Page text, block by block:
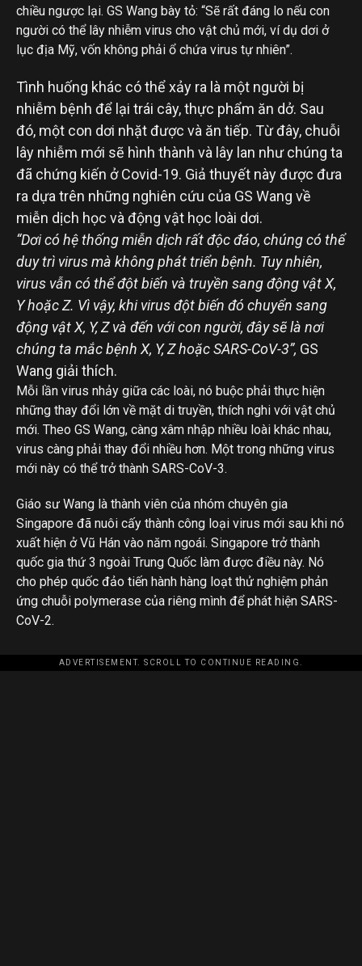
chiều ngược lại. GS Wang bày tỏ: “Sẽ rất đáng lo nếu con
người có thể lây nhiễm virus cho vật chủ mới, ví dụ dơi ở
lục địa Mỹ, vốn không phải ổ chứa virus tự nhiên”.
Tình huống khác có thể xảy ra là một người bị
nhiễm bệnh để lại trái cây, thực phẩm ăn dở. Sau
đó, một con dơi nhặt được và ăn tiếp. Từ đây, chuỗi
lây nhiễm mới sẽ hình thành và lây lan như chúng ta
đã chứng kiến ở Covid-19. Giả thuyết này được đưa
ra dựa trên những nghiên cứu của GS Wang về
miễn dịch học và động vật học loài dơi.
“Dơi có hệ thống miễn dịch rất độc đáo, chúng có thể
duy trì virus mà không phát triển bệnh. Tuy nhiên,
virus vẫn có thể đột biến và truyền sang động vật X,
Y hoặc Z. Vì vậy, khi virus đột biến đó chuyển sang
động vật X, Y, Z và đến với con người, đây sẽ là nơi
chúng ta mắc bệnh X, Y, Z hoặc SARS-CoV-3”, GS
Wang giải thích.
Mỗi lần virus nhảy giữa các loài, nó buộc phải thực hiện
những thay đổi lớn về mặt di truyền, thích nghi với vật chủ
mới. Theo GS Wang, càng xâm nhập nhiều loài khác nhau,
virus càng phải thay đổi nhiều hơn. Một trong những virus
mới này có thể trở thành SARS-CoV-3.
Giáo sư Wang là thành viên của nhóm chuyên gia
Singapore đã nuôi cấy thành công loại virus mới sau khi nó
xuất hiện ở Vũ Hán vào năm ngoái. Singapore trở thành
quốc gia thứ 3 ngoài Trung Quốc làm được điều này. Nó
cho phép quốc đảo tiến hành hàng loạt thử nghiệm phản
ứng chuỗi polymerase của riêng mình để phát hiện SARS-
CoV-2.
ADVERTISEMENT. SCROLL TO CONTINUE READING.